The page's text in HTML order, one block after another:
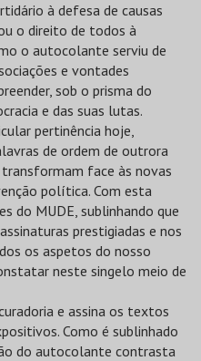
à defesa de causas
o direito de todos à
o autocolante serviu de
e vontades
sob o prisma do
e das suas lutas.
pertinência hoje,
de ordem de outrora
face às novas
política. Com esta
do MUDE, sublinhando que
prestigiadas e nos
os aspetos do nosso
neste singelo meio de
e assina os textos
Como é sublinhado
do autocolante contrasta